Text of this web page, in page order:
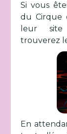
Si vous
du Cirque
leur site
trouverez
En